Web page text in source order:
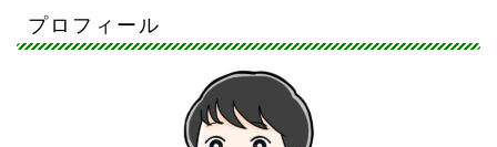
プロフィール